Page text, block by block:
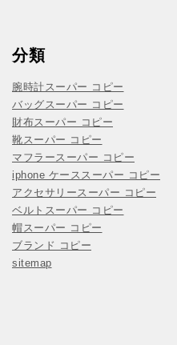
分類
腕時計スーパー コピー
バッグスーパー コピー
財布スーパー コピー
靴スーパー コピー
マフラースーパー コピー
iphone ケーススーパー コピー
アクセサリースーパー コピー
ベルトスーパー コピー
帽スーパー コピー
ブランド コピー
sitemap